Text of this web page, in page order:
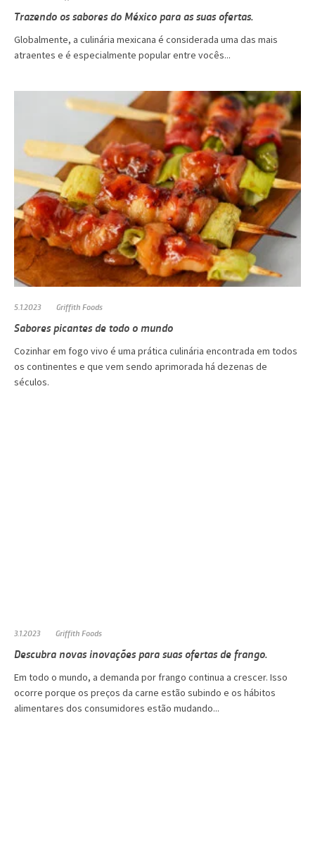
Trazendo os sabores do México para as suas ofertas.
Globalmente, a culinária mexicana é considerada uma das mais
atraentes e é especialmente popular entre vocês...
5.1.2023 Griffith Foods
Sabores picantes de todo o mundo
Cozinhar em fogo vivo é uma prática culinária encontrada em todos
os continentes e que vem sendo aprimorada há dezenas de
séculos.
3.1.2023 Griffith Foods
Descubra novas inovações para suas ofertas de frango.
Em todo o mundo, a demanda por frango continua a crescer. Isso
ocorre porque os preços da carne estão subindo e os hábitos
alimentares dos consumidores estão mudando...